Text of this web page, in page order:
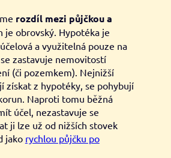
rozdíl mezi půjčkou a
je obrovský. Hypotéka je
a využitelná pouze na
zastavuje nemovitostí
(či pozemkem). Nejnižší
získat z hypotéky, se pohybují
Naproti tomu běžná
účel, nezastavuje se
ji lze už od nižších stovek
jako rychlou půjčku po